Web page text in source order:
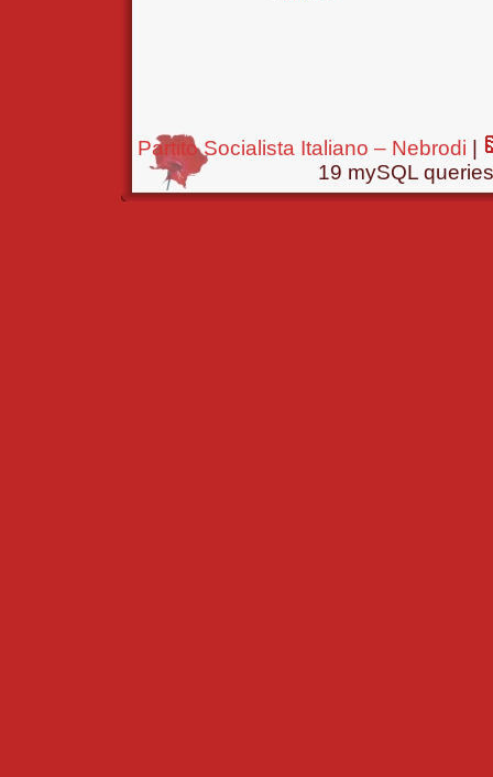
Partito Socialista Italiano – Nebrodi
19 mySQL